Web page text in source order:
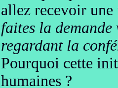
allez recevoir
faites la
regardant la
Pourquoi cette
humaines ?